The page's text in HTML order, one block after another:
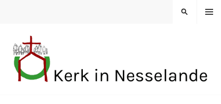
MENU
ZOEKEN